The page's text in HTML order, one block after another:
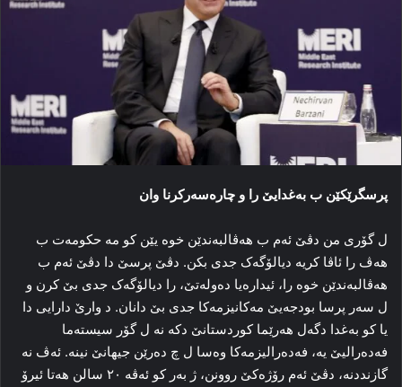
پرسگرێکێن ب بەغدایێ را و چارەسەرکرنا وان
ل گۆری من دڤێ ئه‌م ب هه‌ڤالبه‌ندێن خوه‌ یێن کو مه‌ حکومه‌ت ب
هەڤ را ئاڤا کریە دیالۆگه‌ک جدی بکن. دڤێ پرسێ دا دڤێ ئەم ب
هه‌ڤالبه‌ندێن خوه‌ را، ئیداره‌یا ده‌وله‌تێ، را دیالۆگه‌ک جدی بێ کرن و
ل سه‌ر پرسا بودجه‌یێ مه‌کانیزمه‌کا جدی بێ دانان. د وارێ دارایی دا
یا کو به‌غدا دگەل هه‌رێما کوردستانێ دکه‌ نە ل گۆر سیستەما
فەدەرالیێ یە، فه‌ده‌رالیزمه‌کا وەسا ل چ دەرێن جیهانێ نینە. ئه‌ڤ نه‌
گازنددنە، دڤێ ئه‌م رۆژه‌کێ روونن، ژ به‌ر کو ئەڤە ۲۰ سالن هه‌تا ئیرۆ